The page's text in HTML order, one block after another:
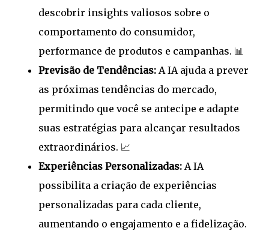
descobrir insights valiosos sobre o
comportamento do consumidor,
performance de produtos e campanhas. 📊
Previsão de Tendências: A IA ajuda a prever
as próximas tendências do mercado,
permitindo que você se antecipe e adapte
suas estratégias para alcançar resultados
extraordinários. 📈
Experiências Personalizadas: A IA
possibilita a criação de experiências
personalizadas para cada cliente,
aumentando o engajamento e a fidelização.